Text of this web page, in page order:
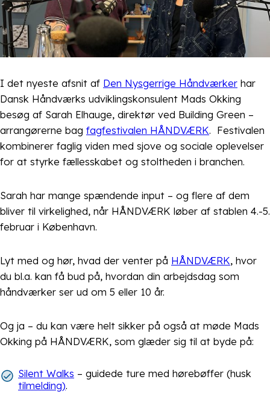
I det nyeste afsnit af Den Nysgerrige Håndværker har
Dansk Håndværks udviklingskonsulent Mads Okking
besøg af Sarah Elhauge, direktør ved Building Green –
arrangørerne bag fagfestivalen HÅNDVÆRK. Festivalen
kombinerer faglig viden med sjove og sociale oplevelser
for at styrke fællesskabet og stoltheden i branchen.
Sarah har mange spændende input – og flere af dem
bliver til virkelighed, når HÅNDVÆRK løber af stablen 4.-5.
februar i København.
Lyt med og hør, hvad der venter på HÅNDVÆRK, hvor
du bl.a. kan få bud på, hvordan din arbejdsdag som
håndværker ser ud om 5 eller 10 år.
Og ja – du kan være helt sikker på også at møde Mads
Okking på HÅNDVÆRK, som glæder sig til at byde på:
Silent Walks – guidede ture med hørebøffer (husk
tilmelding).